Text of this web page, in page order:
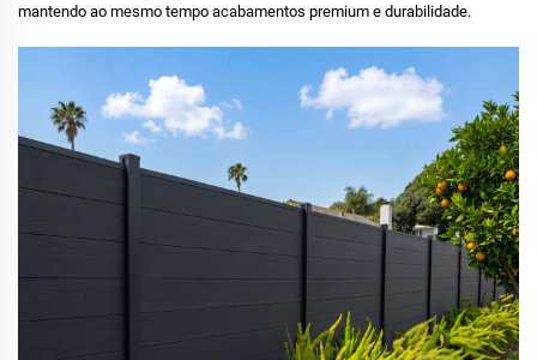
mantendo ao mesmo tempo acabamentos premium e durabilidade.